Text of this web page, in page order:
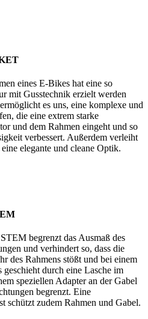
eines E-Bikes hat eine so
mit Gusstechnik erzielt werden
es uns, eine komplexe und
die eine extrem starke
und dem Rahmen eingeht und so
verbessert. Außerdem verleiht
elegante und cleane Optik.
begrenzt das Ausmaß des
und verhindert so, dass die
des Rahmens stößt und bei einem
geschieht durch eine Lasche im
speziellen Adapter an der Gabel
begrenzt. Eine
schützt zudem Rahmen und Gabel.